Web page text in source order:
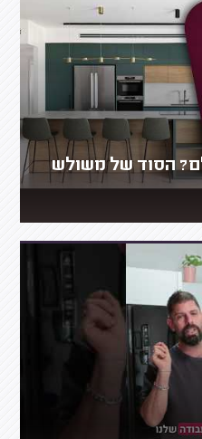
הסוד של משולש